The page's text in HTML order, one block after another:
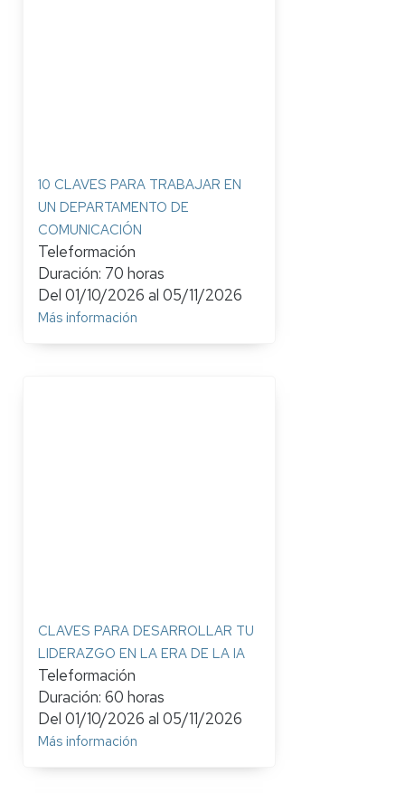
10 CLAVES PARA TRABAJAR EN
UN DEPARTAMENTO DE
COMUNICACIÓN
Teleformación
Duración: 70 horas
Del 01/10/2026 al 05/11/2026
Más información
CLAVES PARA DESARROLLAR TU
LIDERAZGO EN LA ERA DE LA IA
Teleformación
Duración: 60 horas
Del 01/10/2026 al 05/11/2026
Más información